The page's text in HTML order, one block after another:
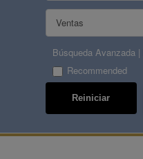
Búsqueda Avanzada |
Recommended